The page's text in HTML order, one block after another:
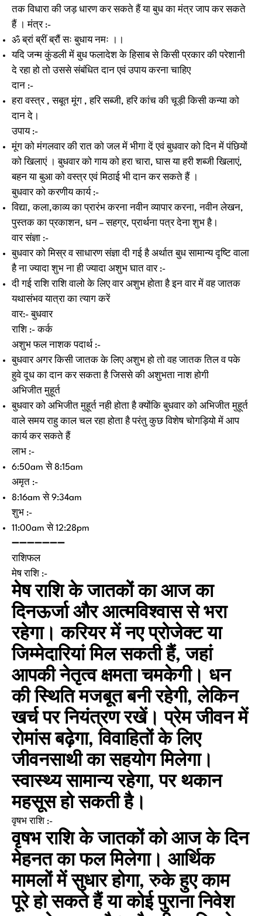
तक विधारा की जड़ धारण कर सकते हैं या बुध का मंत्र जाप कर सकते
हैं । मंत्र :-
ॐ ब्रां ब्रीं ब्रौं सः बुधाय नमः ।।
यदि जन्म कुंडली में बुध फलादेश के हिसाब से किसी प्रकार की परेशानी
दे रहा हो तो उससे संबंधित दान एवं उपाय करना चाहिए
दान :-
हरा वस्त्र , सबूत मूंग , हरि सब्जी, हरि कांच की चूड़ी किसी कन्या को
दान दे।
उपाय :-
मूंग को मंगलवार की रात को जल में भीगा दें एवं बुधवार को दिन में पंछियों
को खिलाएं । बुधवार को गाय को हरा चारा, घास या हरी शब्जी खिलाएं,
बहन या बुआ को वस्त्र एवं मिठाई भी दान कर सकते हैं ।
बुधवार को करणीय कार्य :-
विद्या, कला,काव्य का प्रारंभ करना नवीन व्यापार करना, नवीन लेखन,
पुस्तक का प्रकाशन, धन – सहग्र, प्रार्थना पत्र देना शुभ है।
वार संज्ञा :-
बुधवार को मिस्र व साधारण संज्ञा दी गई है अर्थात बुध सामान्य दृष्टि वाला
है ना ज्यादा शुभ ना ही ज्यादा अशुभ घात वार :-
दी गई राशि राशि वालो के लिए वार अशुभ होता है इन वार में वह जातक
यथासंभव यात्रा का त्याग करें
वार:- बुधवार
राशि :- कर्क
अशुभ फल नाशक पदार्थ :-
बुधवार अगर किसी जातक के लिए अशुभ हो तो वह जातक तिल व पके
हुवे दूध का दान कर सकता है जिससे की अशुभता नाश होगी
अभिजीत मुहूर्त
बुधवार को अभिजीत मुहूर्त नही होता है क्योंकि बुधवार को अभिजीत मुहूर्त
वाले समय राहु काल चल रहा होता है परंतु कुछ विशेष चोगड़ियो में आप
कार्य कर सकते हैं
लाभ :-
6:50am से 8:15am
अमृत :-
8:16am से 9:34am
शुभ :-
11:00am से 12:28pm
➖➖➖➖➖➖➖
राशिफल
मेष राशि :-
मेष राशि के जातकों का आज का
दिनऊर्जा और आत्मविश्वास से भरा
रहेगा। करियर में नए प्रोजेक्ट या
जिम्मेदारियां मिल सकती हैं, जहां
आपकी नेतृत्व क्षमता चमकेगी। धन
की स्थिति मजबूत बनी रहेगी, लेकिन
खर्च पर नियंत्रण रखें। प्रेम जीवन में
रोमांस बढ़ेगा, विवाहितों के लिए
जीवनसाथी का सहयोग मिलेगा।
स्वास्थ्य सामान्य रहेगा, पर थकान
महसूस हो सकती है।
वृषभ राशि :-
वृषभ राशि के जातकों को आज के दिन
मेहनत का फल मिलेगा। आर्थिक
मामलों में सुधार होगा, रुके हुए काम
पूरे हो सकते हैं या कोई पुराना निवेश